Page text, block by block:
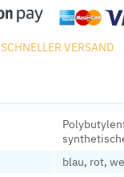
SCHNELLER VERSAND
blau, rot,